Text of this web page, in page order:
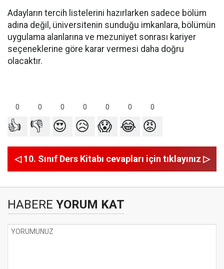
Adayların tercih listelerini hazırlarken sadece bölüm
adına değil, üniversitenin sunduğu imkanlara, bölümün
uygulama alanlarına ve mezuniyet sonrası kariyer
seçeneklerine göre karar vermesi daha doğru
olacaktır.
0 0 0 0 0 0 0
👍 👎 😍 😥 😱 😂 😡
◁ 10. Sınıf Ders Kitabı cevapları için tıklayınız ▷
HABERE YORUM KAT